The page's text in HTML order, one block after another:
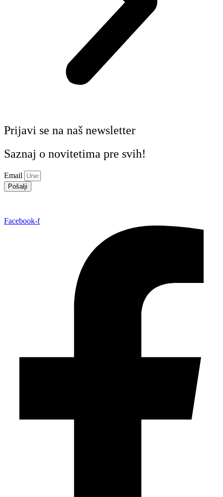
Prijavi se na naš newsletter
Saznaj o novitetima pre svih!
Email
Pošalji
Facebook-f